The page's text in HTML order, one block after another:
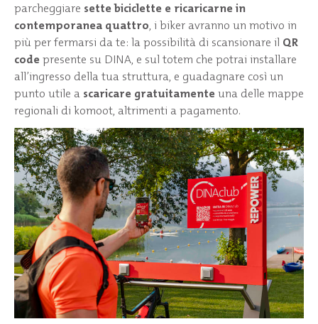
parcheggiare sette biciclette e ricaricarne in
contemporanea quattro, i biker avranno un motivo in
più per fermarsi da te: la possibilità di scansionare il QR
code presente su DINA, e sul totem che potrai installare
all’ingresso della tua struttura, e guadagnare così un
punto utile a scaricare gratuitamente una delle mappe
regionali di komoot, altrimenti a pagamento.